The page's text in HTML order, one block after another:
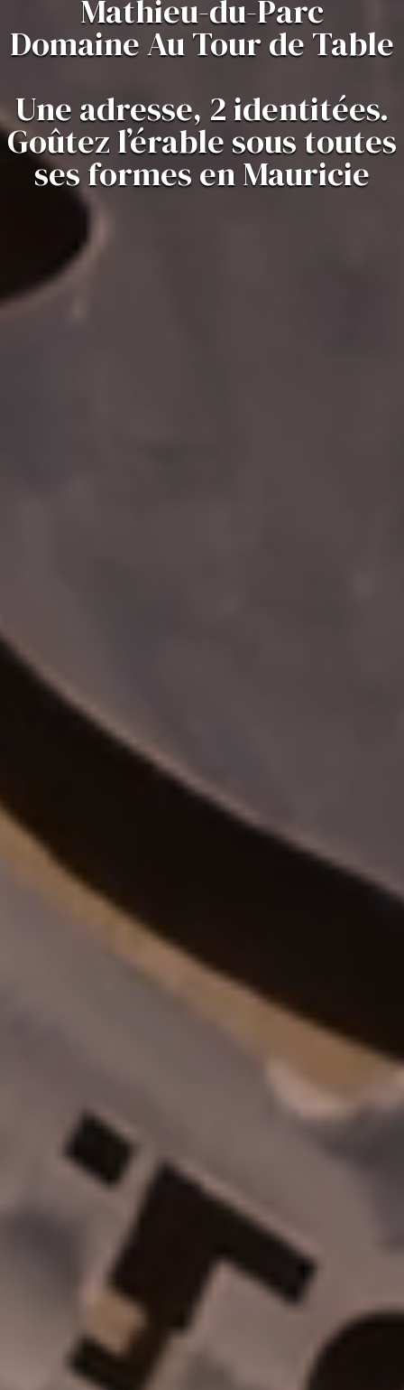
Mathieu-du-Parc
Domaine Au Tour de Table
Une adresse, 2 identitées.
Goûtez l’érable sous toutes
ses formes en Mauricie